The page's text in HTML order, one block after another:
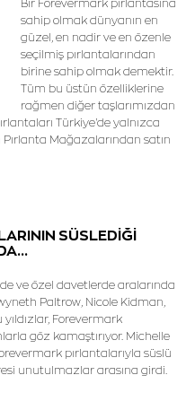
Bir Forevermark pırlantasına
sahip olmak dünyanın en
güzel, en nadir ve en özenle
seçilmiş pırlantalarından
birine sahip olmak demektir.
Tüm bu üstün özelliklerine
rağmen diğer taşlarımızdan
Türkiye'de yalnızca
Mağazalarından satın
SÜSLEDİĞİ
ve özel davetlerde aralarında
Paltrow, Nicole Kidman,
Forevermark
göz kamaştırıyor. Michelle
pırlantalarıyla süslü
unutulmazlar arasına girdi.